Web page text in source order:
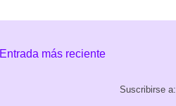
Entrada más reciente
Suscribirse a: